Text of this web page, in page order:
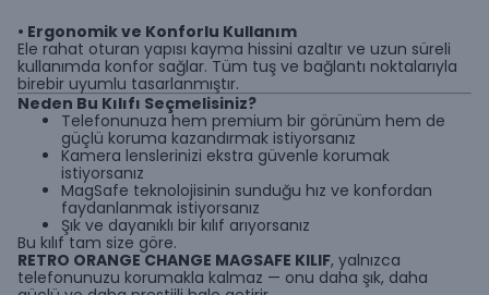
• Ergonomik ve Konforlu Kullanım
Ele rahat oturan yapısı kayma hissini azaltır ve uzun süreli
kullanımda konfor sağlar. Tüm tuş ve bağlantı noktalarıyla
birebir uyumlu tasarlanmıştır.
Neden Bu Kılıfı Seçmelisiniz?
Telefonunuza hem premium bir görünüm hem de
güçlü koruma kazandırmak istiyorsanız
Kamera lenslerinizi ekstra güvenle korumak
istiyorsanız
MagSafe teknolojisinin sunduğu hız ve konfordan
faydanlanmak istiyorsanız
Şık ve dayanıklı bir kılıf arıyorsanız
Bu kılıf tam size göre.
RETRO ORANGE CHANGE MAGSAFE KILIF, yalnızca
telefonunuzu korumakla kalmaz — onu daha şık, daha